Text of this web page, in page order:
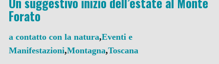
Forato
a contatto con la natura,Eventi e
Manifestazioni,Montagna,Toscana